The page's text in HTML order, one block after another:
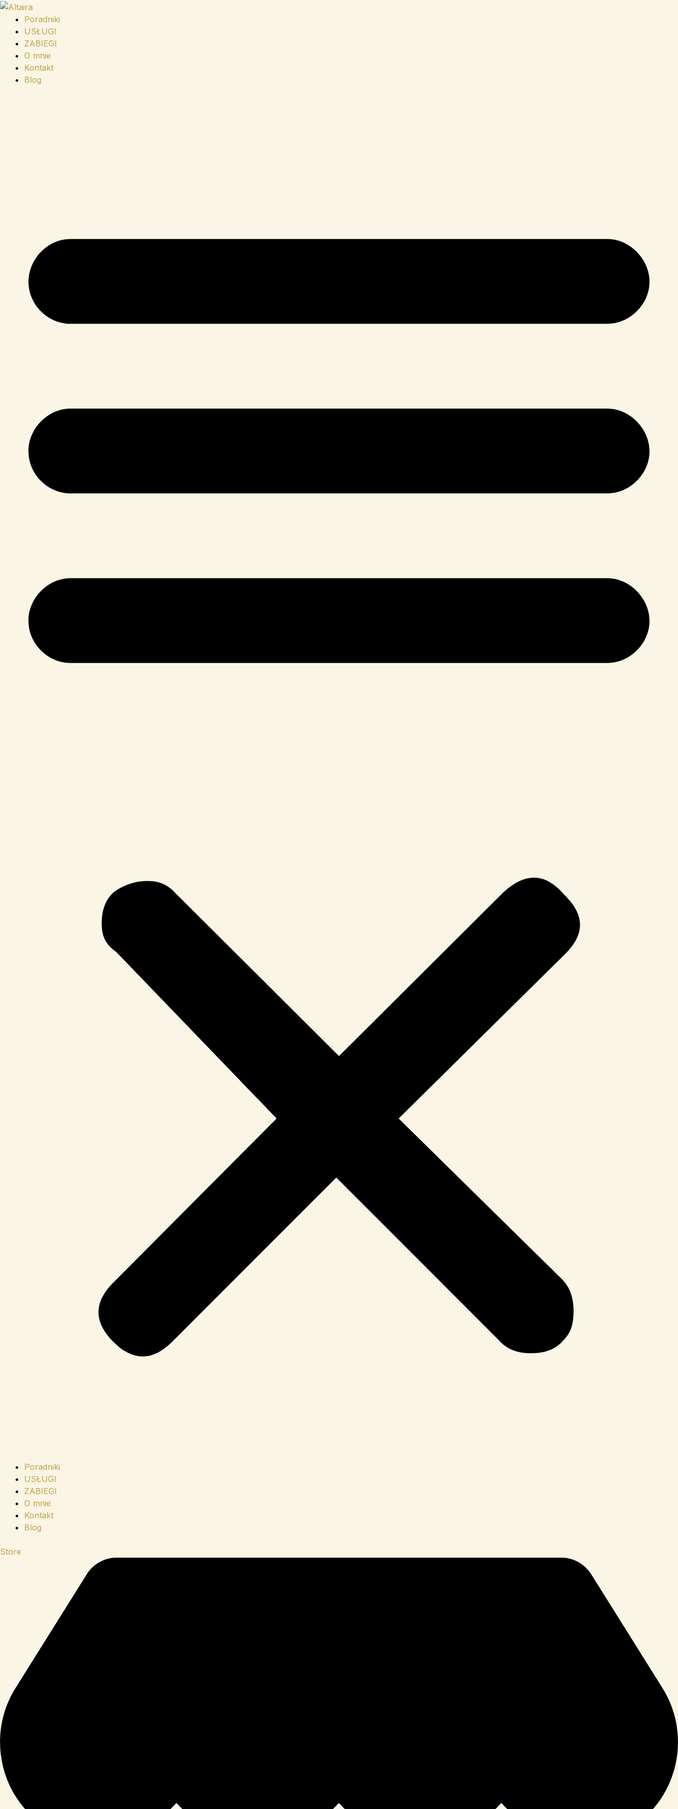
Przejdź
treści
Poradniki
USŁUGI
ZABIEGI
O mnie
Kontakt
Blog
Poradniki
USŁUGI
ZABIEGI
O mnie
Kontakt
Blog
Store